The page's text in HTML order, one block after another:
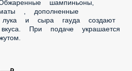
шампиньоны,
, дополненные
лука и сыра гауда создают
При подаче украшается